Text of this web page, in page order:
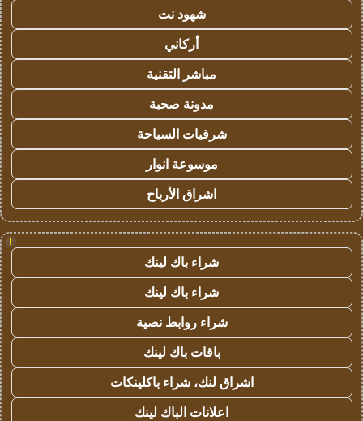
شهود نت
أركاني
مباشر التقنية
مدونة صحبة
شرقيات السياحة
موسوعة انوار
اشراق الأرباح
!
شراء باك لينك
شراء باك لينك
شراء روابط نصية
باقات باك لينك
اشراق لنك، شراء باكلينكات
اعلانات الباك لينك